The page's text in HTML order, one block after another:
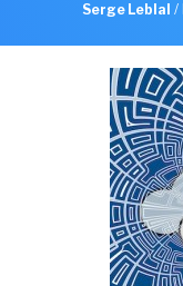
Serge Leblal /